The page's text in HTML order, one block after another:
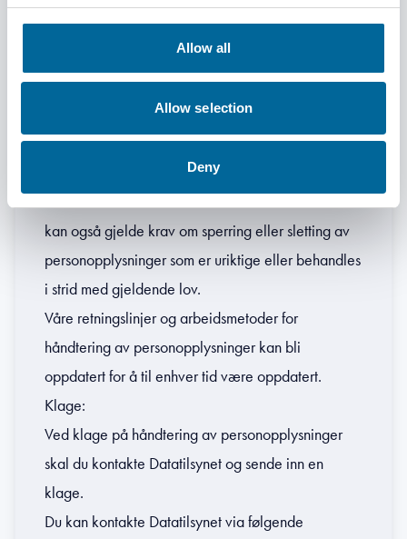
Allow all
Allow selection
Deny
pålagt ved lov.
Vi overfører heller ikke personopplysninger til
tredjeland, det vil si land utenfor EU/EØS.
Du har alltid rett til å be om informasjon om vår
behandling av personopplysninger. Ta kontakt med
kan også gjelde krav om sperring eller sletting av
personopplysninger som er uriktige eller behandles
i strid med gjeldende lov.
Våre retningslinjer og arbeidsmetoder for
håndtering av personopplysninger kan bli
oppdatert for å til enhver tid være oppdatert.
Klage:
Ved klage på håndtering av personopplysninger
skal du kontakte Datatilsynet og sende inn en
klage.
Du kan kontakte Datatilsynet via følgende